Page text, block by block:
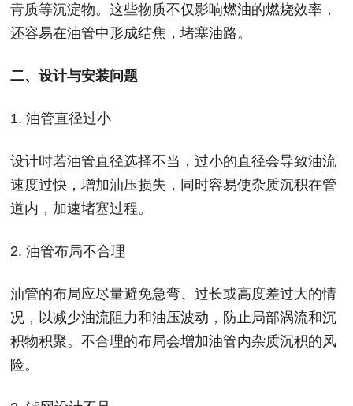
青质等沉淀物。这些物质不仅影响燃油的燃烧效率，
还容易在油管中形成结焦，堵塞油路。
二、设计与安装问题
1. 油管直径过小
设计时若油管直径选择不当，过小的直径会导致油流
速度过快，增加油压损失，同时容易使杂质沉积在管
道内，加速堵塞过程。
2. 油管布局不合理
油管的布局应尽量避免急弯、过长或高度差过大的情
况，以减少油流阻力和油压波动，防止局部涡流和沉
积物积聚。不合理的布局会增加油管内杂质沉积的风
险。